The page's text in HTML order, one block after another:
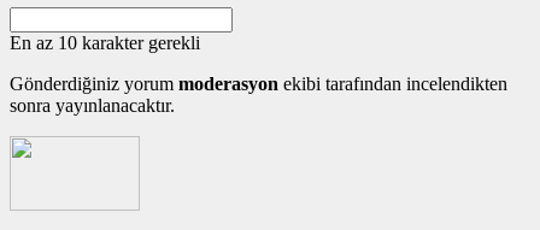
En az 10 karakter gerekli
Gönderdiğiniz yorum moderasyon ekibi tarafından incelendikten
sonra yayınlanacaktır.